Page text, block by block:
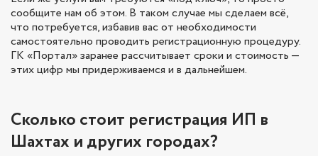
сообщите нам об этом. В таком случае мы сделаем всё,
что потребуется, избавив вас от необходимости
самостоятельно проводить регистрационную процедуру.
ГК «Портал» заранее рассчитывает сроки и стоимость —
этих цифр мы придерживаемся и в дальнейшем.
Сколько стоит регистрация ИП в
Шахтах и других городах?